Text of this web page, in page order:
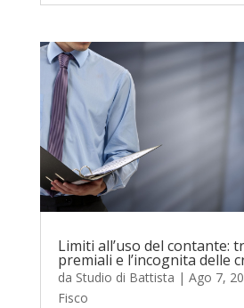
Limiti all’uso del contante:
premiali e l’incognita delle
da Studio di Battista | Ago 7,
Fisco